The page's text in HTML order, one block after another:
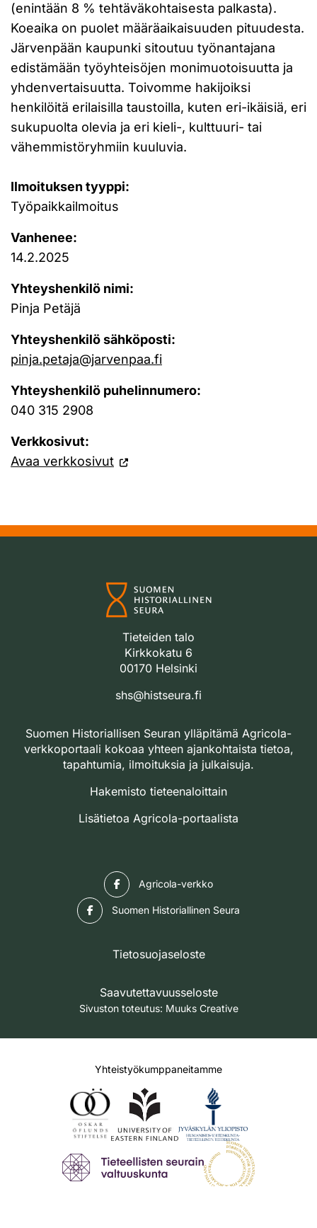
(enintään 8 % tehtäväkohtaisesta palkasta).
Koeaika on puolet määräaikaisuuden pituudesta.
Järvenpään kaupunki sitoutuu työnantajana
edistämään työyhteisöjen monimuotoisuutta ja
yhdenvertaisuutta. Toivomme hakijoiksi
henkilöitä erilaisilla taustoilla, kuten eri-ikäisiä, eri
sukupuolta olevia ja eri kieli-, kulttuuri- tai
vähemmistöryhmiin kuuluvia.
Ilmoituksen tyyppi:
Työpaikkailmoitus
Vanhenee:
14.2.2025
Yhteyshenkilö nimi:
Pinja Petäjä
Yhteyshenkilö sähköposti:
pinja.petaja@jarvenpaa.fi
Yhteyshenkilö puhelinnumero:
040 315 2908
Verkkosivut:
Avaa verkkosivut
Tieteiden talo
Kirkkokatu 6
00170 Helsinki
shs@histseura.fi
Suomen Historiallisen Seuran ylläpitämä Agricola-
verkkoportaali kokoaa yhteen ajankohtaista tietoa,
tapahtumia, ilmoituksia ja julkaisuja.
Hakemisto tieteenaloittain
Lisätietoa Agricola-portaalista
Agricola-verkko
Suomen Historiallinen Seura
Tietosuojaseloste
Saavutettavuusseloste
Sivuston toteutus: Muuks Creative
Yhteistyökumppaneitamme